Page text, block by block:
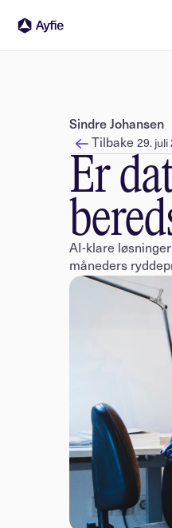
Sindre Johansen
Tilbake 29. juli
Er
AI-klare
måneders